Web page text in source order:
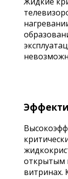
открытым
витринах.